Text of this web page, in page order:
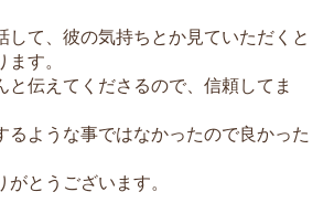
して、彼の気持ちとか見ていただくと
す。
と伝えてくださるので、信頼してま
るような事ではなかったので良かった
とうございます。